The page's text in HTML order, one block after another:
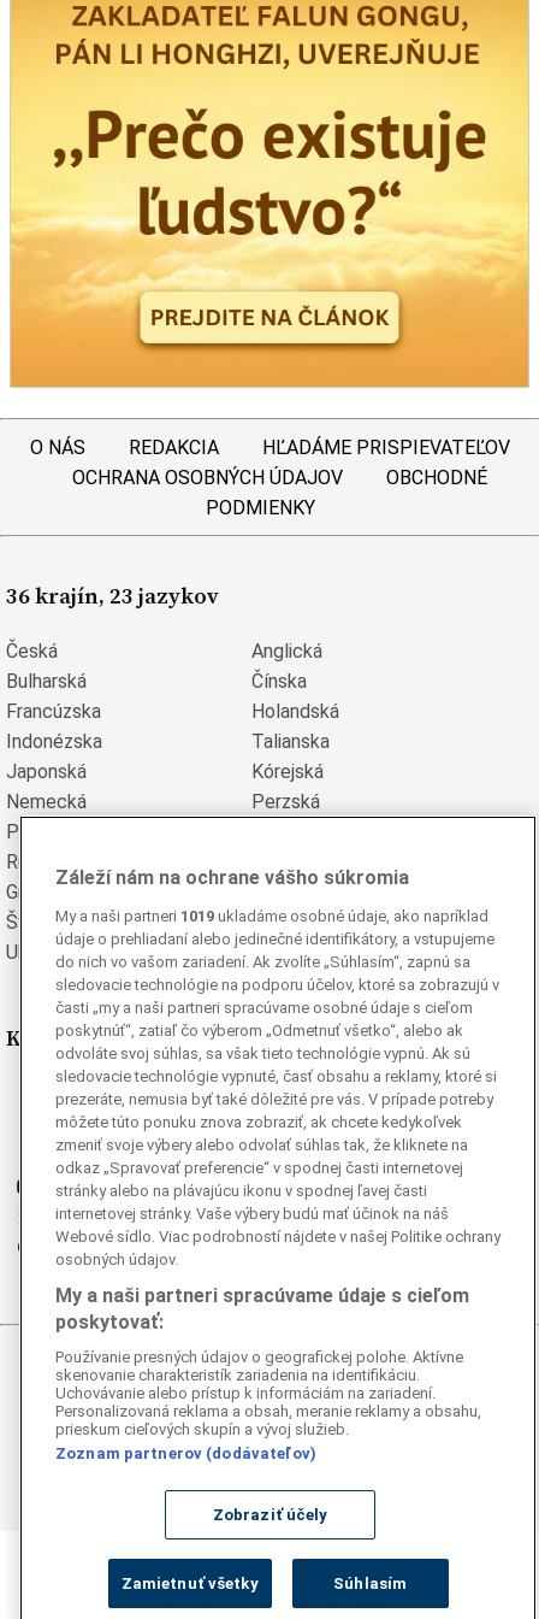
O NÁS REDAKCIA
HĽADÁME PRISPIEVATEĽOV
OCHRANA OSOBNÝCH ÚDAJOV
OBCHODNÉ
PODMIENKY
36 krajín, 23 jazykov
Česká
Anglická
Bulharská
Čínska
Francúzska
Holandská
Indonézska
Talianska
Japonská
Kórejská
Nemecká
Perzská
Poľská
Rumunská
Grécka
Španielska
Švédska
Turecká
Ukrajinská
Vietnamská
Kde nás nájdete
Facebook
Instagram
Ganjing
Youtube
Twitter
Telegram
© 2026 Epoch Times Slovensko
Všetky práva vyhradené. Publikovanie alebo ďalšie šírenie
správ a fotografií zo zdrojov TASR je bez
predchádzajúceho písomného súhlasu TASR porušením
autorského zákona.
Záleží nám na ochrane vášho súkromia
My a naši partneri 1019 ukladáme osobné údaje, ako napríklad
údaje o prehliadaní alebo jedinečné identifikátory, a vstupujeme
do nich vo vašom zariadení. Ak zvolíte „Súhlasím“, zapnú sa
sledovacie technológie na podporu účelov, ktoré sa zobrazujú v
časti „my a naši partneri spracúvame osobné údaje s cieľom
poskytnúť“, zatiaľ čo výberom „Odmetnuť všetko“, alebo ak
odvoláte svoj súhlas, sa však tieto technológie vypnú. Ak sú
sledovacie technológie vypnuté, časť obsahu a reklamy, ktoré si
prezeráte, nemusia byť také dôležité pre vás. V prípade potreby
môžete túto ponuku znova zobraziť, ak chcete kedykoľvek
zmeniť svoje výbery alebo odvolať súhlas tak, že kliknete na
odkaz „Spravovať preferencie“ v spodnej časti internetovej
stránky alebo na plávajúcu ikonu v spodnej ľavej časti
internetovej stránky. Vaše výbery budú mať účinok na náš
Webové sídlo. Viac podrobností nájdete v našej Politike ochrany
osobných údajov.
My a naši partneri spracúvame údaje s cieľom
poskytovať:
Používanie presných údajov o geografickej polohe. Aktívne
skenovanie charakteristík zariadenia na identifikáciu.
Uchovávanie alebo prístup k informáciám na zariadení.
Personalizovaná reklama a obsah, meranie reklamy a obsahu,
prieskum cieľových skupín a vývoj služieb.
Zoznam partnerov (dodávateľov)
Zobraziť účely
Zamietnuť všetky Súhlasím